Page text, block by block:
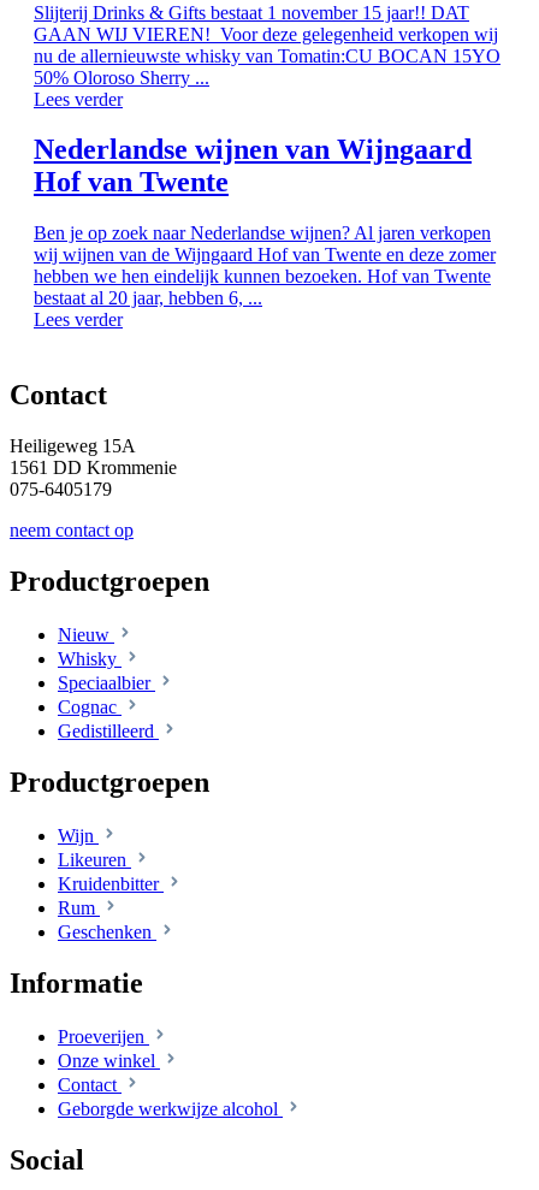
Slijterij Drinks & Gifts bestaat 1 november 15 jaar!! DAT
GAAN WIJ VIEREN! Voor deze gelegenheid verkopen wij
nu de allernieuwste whisky van Tomatin:CU BOCAN 15YO
50% Oloroso Sherry ...
Lees verder
Nederlandse wijnen van Wijngaard
Hof van Twente
Ben je op zoek naar Nederlandse wijnen? Al jaren verkopen
wij wijnen van de Wijngaard Hof van Twente en deze zomer
hebben we hen eindelijk kunnen bezoeken. Hof van Twente
bestaat al 20 jaar, hebben 6, ...
Lees verder
Contact
Heiligeweg 15A
1561 DD Krommenie
075-6405179
neem contact op
Productgroepen
Nieuw
Whisky
Speciaalbier
Cognac
Gedistilleerd
Productgroepen
Wijn
Likeuren
Kruidenbitter
Rum
Geschenken
Informatie
Proeverijen
Onze winkel
Contact
Geborgde werkwijze alcohol
Social